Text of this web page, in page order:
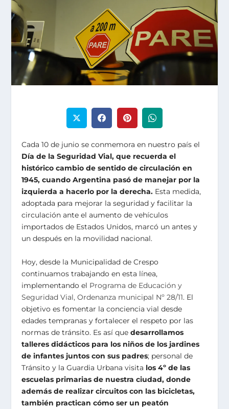
Cada 10 de junio se conmemora en nuestro país el
Día de la Seguridad Vial, que recuerda el
histórico cambio de sentido de circulación en
1945, cuando Argentina pasó de manejar por la
izquierda a hacerlo por la derecha. Esta medida,
adoptada para mejorar la seguridad y facilitar la
circulación ante el aumento de vehículos
importados de Estados Unidos, marcó un antes y
un después en la movilidad nacional.
Hoy, desde la Municipalidad de Crespo
continuamos trabajando en esta línea,
implementando el Programa de Educación y
Seguridad Vial, Ordenanza municipal Nº 28/11. El
objetivo es fomentar la conciencia vial desde
edades tempranas y fortalecer el respeto por las
normas de tránsito. Es así quedesarrollamos
talleres didácticos para los niños de los jardines
de infantes juntos con sus padres; personal de
Tránsito y la Guardia Urbana visita los 4º de las
escuelas primarias de nuestra ciudad, donde
además de realizar circuitos con las bicicletas,
también practican cómo ser un peatón